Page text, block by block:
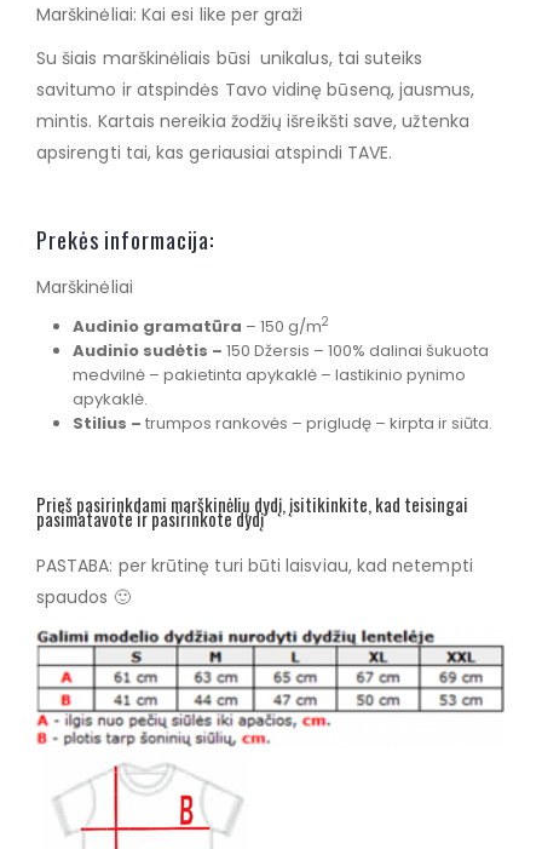
Marškinėliai: Kai esi like per graži
Su šiais marškinėliais būsi unikalus, tai suteiks
savitumo ir atspindės Tavo vidinę būseną, jausmus,
mintis. Kartais nereikia žodžių išreikšti save, užtenka
apsirengti tai, kas geriausiai atspindi TAVE.
Prekės informacija:
Marškinėliai
Audinio gramatūra – 150 g/m2
Audinio sudėtis – 150 Džersis – 100% dalinai šukuota
medvilnė – pakietinta apykaklė – lastikinio pynimo
apykaklė.
Stilius – trumpos rankovės – prigludę – kirpta ir siūta.
Prieš pasirinkdami marškinėlių dydį, įsitikinkite, kad teisingai
pasimatavote ir pasirinkote dydį
PASTABA: per krūtinę turi būti laisviau, kad netempti
spaudos 🙂